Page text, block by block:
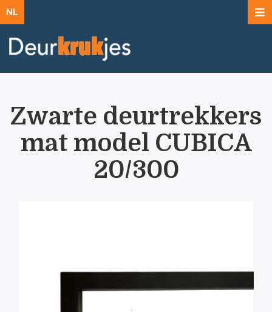
NL
Zwarte deurtrekkers
mat model CUBICA
20/300